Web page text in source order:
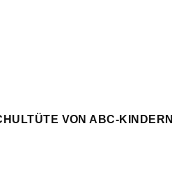
VON ABC-KINDERN